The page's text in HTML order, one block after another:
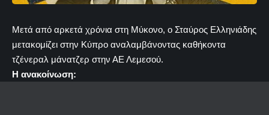
Μετά από αρκετά χρόνια στη Μύκονο, ο Σταύρος Ελληνιάδης
μετακομίζει στην Κύπρο αναλαμβάνοντας καθήκοντα
τζένεραλ μάνατζερ στην ΑΕ Λεμεσού.
H ανακοίνωση: